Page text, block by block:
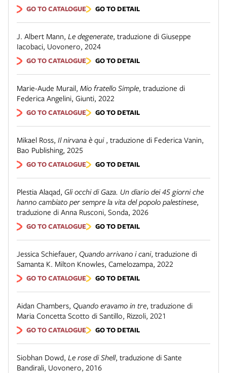
GO TO CATALOGUE GO TO DETAIL
J. Albert Mann, Le degenerate, traduzione di Giuseppe
Iacobaci, Uovonero, 2024
GO TO CATALOGUE GO TO DETAIL
Marie-Aude Murail, Mio fratello Simple, traduzione di
Federica Angelini, Giunti, 2022
GO TO CATALOGUE GO TO DETAIL
Mikael Ross, Il nirvana è qui , traduzione di Federica Vanin,
Bao Publishing, 2025
GO TO CATALOGUE GO TO DETAIL
Plestia Alaqad, Gli occhi di Gaza. Un diario dei 45 giorni che
hanno cambiato per sempre la vita del popolo palestinese,
traduzione di Anna Rusconi, Sonda, 2026
GO TO CATALOGUE GO TO DETAIL
Jessica Schiefauer, Quando arrivano i cani, traduzione di
Samanta K. Milton Knowles, Camelozampa, 2022
GO TO CATALOGUE GO TO DETAIL
Aidan Chambers, Quando eravamo in tre, traduzione di
Maria Concetta Scotto di Santillo, Rizzoli, 2021
GO TO CATALOGUE GO TO DETAIL
Siobhan Dowd, Le rose di Shell, traduzione di Sante
Bandirali, Uovonero, 2016